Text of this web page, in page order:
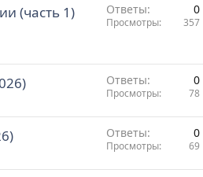
(часть 1)
Ответы 0
Просмотры 357
Ответы 0
Просмотры 78
Ответы 0
Просмотры 69